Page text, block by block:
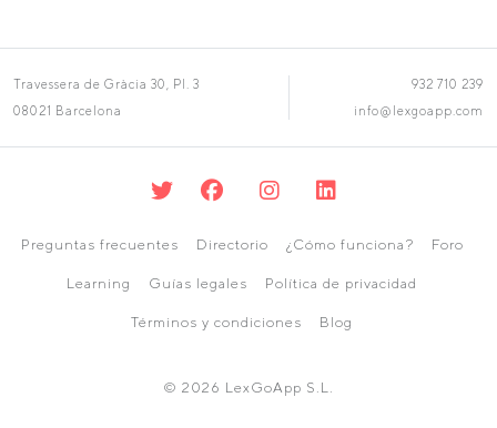
Travessera de Gràcia 30, Pl. 3
08021 Barcelona
932 710 239
info@lexgoapp.com
Preguntas frecuentes Directorio ¿Cómo funciona? Foro
Learning Guías legales Política de privacidad
Términos y condiciones Blog
© 2026 LexGoApp S.L.